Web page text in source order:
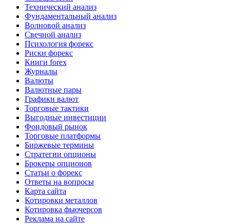
Технический анализ
Фундаментальный анализ
Волновой анализ
Свечной анализ
Психология форекс
Риски форекс
Книги forex
Журналы
Валюты
Валютные пары
Графики валют
Торговые тактики
Выгодные инвестиции
Фондовый рынок
Торговые платформы
Биржевые термины
Стратегии опционы
Брокеры опционов
Статьи о форекс
Ответы на вопросы
Карта сайта
Котировки металлов
Котировка фьючерсов
Реклама на сайте